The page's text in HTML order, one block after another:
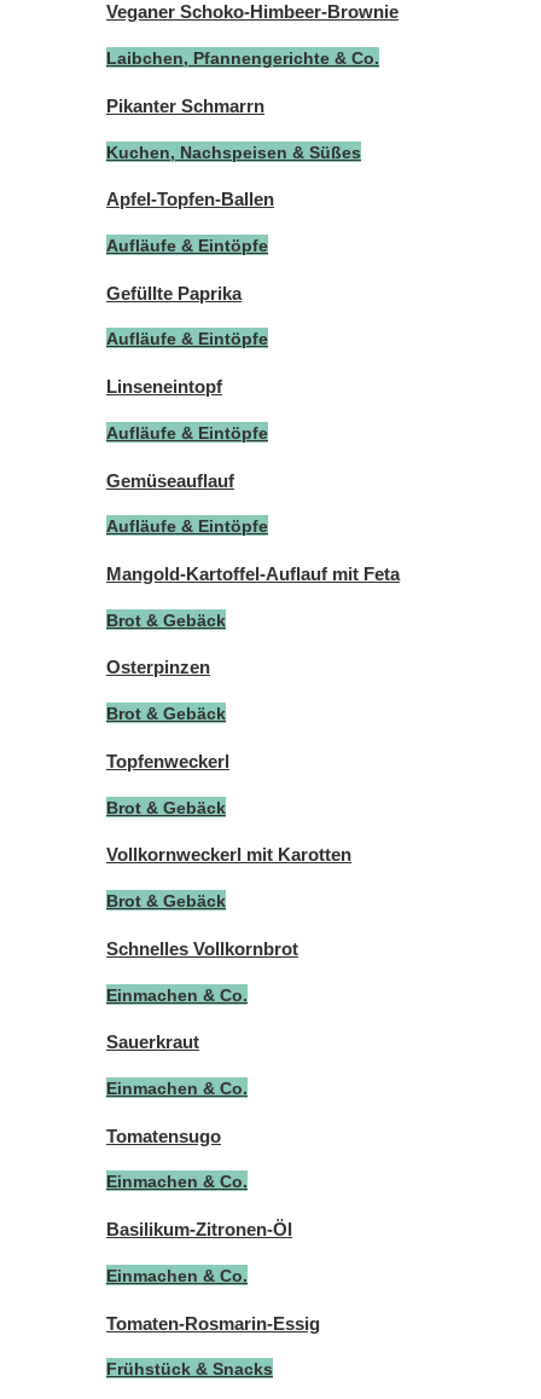
Veganer Schoko-Himbeer-Brownie
Laibchen, Pfannengerichte & Co.
Pikanter Schmarrn
Kuchen, Nachspeisen & Süßes
Apfel-Topfen-Ballen
Aufläufe & Eintöpfe
Gefüllte Paprika
Aufläufe & Eintöpfe
Linseneintopf
Aufläufe & Eintöpfe
Gemüseauflauf
Aufläufe & Eintöpfe
Mangold-Kartoffel-Auflauf mit Feta
Brot & Gebäck
Osterpinzen
Brot & Gebäck
Topfenweckerl
Brot & Gebäck
Vollkornweckerl mit Karotten
Brot & Gebäck
Schnelles Vollkornbrot
Einmachen & Co.
Sauerkraut
Einmachen & Co.
Tomatensugo
Einmachen & Co.
Basilikum-Zitronen-Öl
Einmachen & Co.
Tomaten-Rosmarin-Essig
Frühstück & Snacks